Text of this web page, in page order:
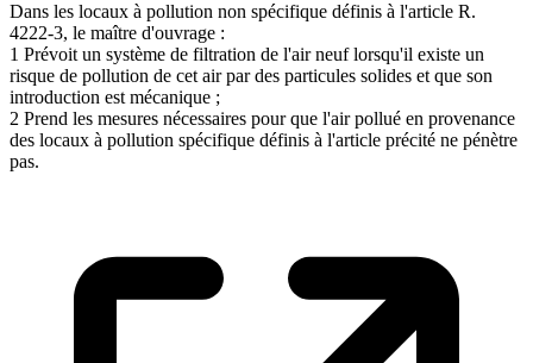
Dans les locaux à pollution non spécifique définis à l'article R.
4222-3, le maître d'ouvrage :
1 Prévoit un système de filtration de l'air neuf lorsqu'il existe un
risque de pollution de cet air par des particules solides et que son
introduction est mécanique ;
2 Prend les mesures nécessaires pour que l'air pollué en provenance
des locaux à pollution spécifique définis à l'article précité ne pénètre
pas.